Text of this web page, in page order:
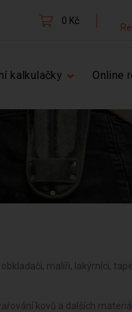
0 Kč
kalkulačky Online
malíři, lakýrníci,
výrobků od 05/2022 , Zprostředkování obchodu a služeb od 05/2022 , Velkoobchod a maloobchod od 05/2022 , Zastavárenská činnost a maloobchod s použitým zbožím od 05/2022 , Údržba motorových vozidel a jejich příslušenství od 05/2022 , Potrubní a pozemní doprava (vyjma železniční a silniční motorové dopravy) od 05/2022 , Skladování, balení zboží, manipulace s nákladem a technické činnosti v dopravě od 05/2022 , Zasilatelství a zastupování v celním řízení od 05/2022 , Ubytovací služby od 05/2022 , Poskytování software, poradenství v oblasti informačních technologií, zpracování dat, hostingové a související činnosti a webové portály od 05/2022 , Činnost informačních a zpravodajských kanceláří od 05/2022 , Nákup, prodej, správa a údržba nemovitostí od 05/2022 , Pronájem a půjčování věcí movitých od 05/2022 , Poradenská a konzultační činnost, zpracování odborných studií a posudků od 05/2022 , Projektování pozemkových úprav od 05/2022 , Příprava a vypracování technických návrhů, grafické a kresličské práce od 05/2022 ,